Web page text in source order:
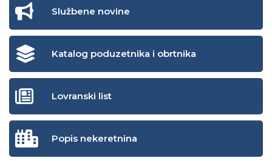
Službene novine
Katalog poduzetnika i obrtnika
Lovranski list
Popis nekeretnina